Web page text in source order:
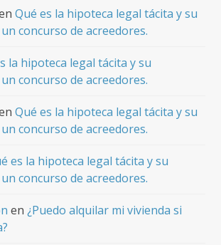
Qué es la hipoteca legal tácita y su
concurso de acreedores.
la hipoteca legal tácita y su
concurso de acreedores.
Qué es la hipoteca legal tácita y su
concurso de acreedores.
es la hipoteca legal tácita y su
concurso de acreedores.
en¿Puedo alquilar mi vivienda si